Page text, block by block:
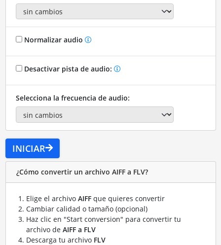
Normalizar audio
Desactivar pista de audio:
Selecciona la frecuencia de audio:
INICIAR
¿Cómo convertir un archivo AIFF a FLV?
Elige el archivo AIFFque quieres convertir
Cambiar calidad o tamaño (opcional)
Haz clic en "Start conversion" para convertir tu
archivo de AIFF a FLV
Descarga tu archivo FLV